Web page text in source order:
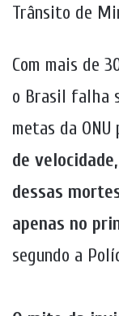
Trânsito de
Com mais de
o Brasil falha
metas da
de
dessas
apenas no
segundo a